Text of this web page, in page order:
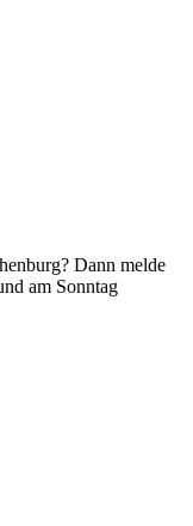
Dann melde
am Sonntag